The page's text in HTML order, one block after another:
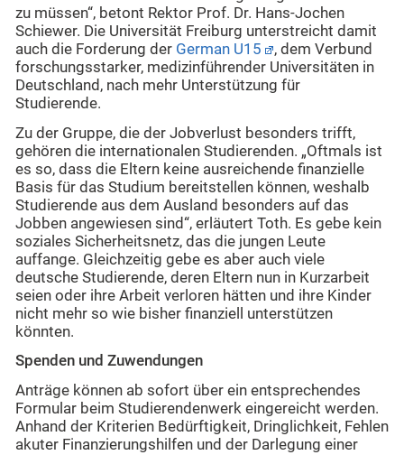
zu müssen“, betont Rektor Prof. Dr. Hans-Jochen
Schiewer. Die Universität Freiburg unterstreicht damit
auch die Forderung der German U15
, dem Verbund
forschungsstarker, medizinführender Universitäten in
Deutschland, nach mehr Unterstützung für
Studierende.
Zu der Gruppe, die der Jobverlust besonders trifft,
gehören die internationalen Studierenden. „Oftmals ist
es so, dass die Eltern keine ausreichende finanzielle
Basis für das Studium bereitstellen können, weshalb
Studierende aus dem Ausland besonders auf das
Jobben angewiesen sind“, erläutert Toth. Es gebe kein
soziales Sicherheitsnetz, das die jungen Leute
auffange. Gleichzeitig gebe es aber auch viele
deutsche Studierende, deren Eltern nun in Kurzarbeit
seien oder ihre Arbeit verloren hätten und ihre Kinder
nicht mehr so wie bisher finanziell unterstützen
könnten.
Spenden und Zuwendungen
Anträge können ab sofort über ein entsprechendes
Formular beim Studierendenwerk eingereicht werden.
Anhand der Kriterien Bedürftigkeit, Dringlichkeit, Fehlen
akuter Finanzierungshilfen und der Darlegung einer